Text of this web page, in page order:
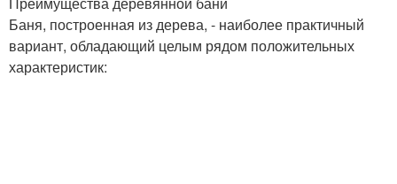
Баня, построенная из дерева, - наиболее практичный
вариант, обладающий целым рядом положительных
характеристик: